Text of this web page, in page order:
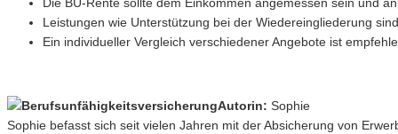
Leistungen wie Unterstützung bei der Wiedereingliederung
Ein individueller Vergleich verschiedener Angebote ist
Autorin: Sophie
Sophie befasst sich seit vielen Jahren mit der Absicherung von